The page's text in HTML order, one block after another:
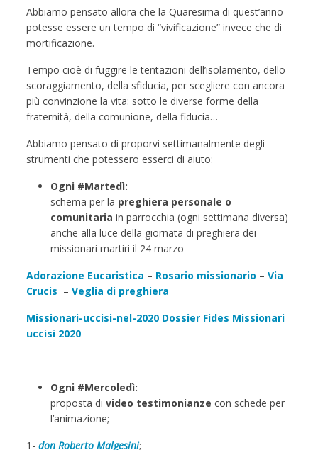
Abbiamo pensato allora che la Quaresima di quest’anno
potesse essere un tempo di “vivificazione” invece che di
mortificazione.
Tempo cioè di fuggire le tentazioni dell’isolamento, dello
scoraggiamento, della sfiducia, per scegliere con ancora
più convinzione la vita: sotto le diverse forme della
fraternità, della comunione, della fiducia…
Abbiamo pensato di proporvi settimanalmente degli
strumenti che potessero esserci di aiuto:
Ogni #Martedì:
schema per la preghiera personale o
comunitaria in parrocchia (ogni settimana diversa)
anche alla luce della giornata di preghiera dei
missionari martiri il 24 marzo
Adorazione Eucaristica – Rosario missionario –Via
Crucis –Veglia di preghiera
Missionari-uccisi-nel-2020 Dossier Fides Missionari
uccisi 2020
Ogni #Mercoledì:
proposta di video testimonianze con schede per
l’animazione;
1-don Roberto Malgesini;